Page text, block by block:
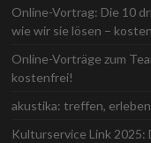
Online-Vortrag: Die 10
wie wir sie lösen –
Online-Vorträge zum
kostenfrei!
akustika: treffen,
Kulturservice Link 2025: